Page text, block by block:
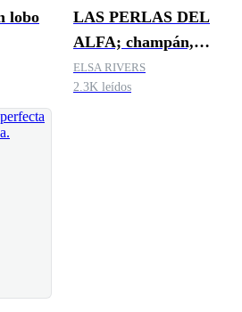
lobo
LAS PERLAS DEL
ALFA; champán,
marcas de garras y
pecados
ELSA RIVERS
2.3K leídos